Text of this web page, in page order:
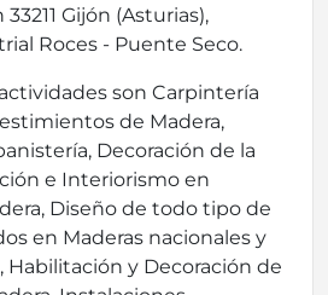
Gijón (Asturias),
Roces - Puente Seco.
son Carpintería
de Madera,
Decoración de la
e Interiorismo en
Diseño de todo tipo de
en Maderas nacionales y
y Decoración de